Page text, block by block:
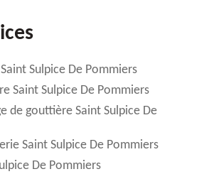
Sulpice De Pommiers
Saint Sulpice De Pommiers
de gouttière Saint Sulpice De
Saint Sulpice De Pommiers
De Pommiers